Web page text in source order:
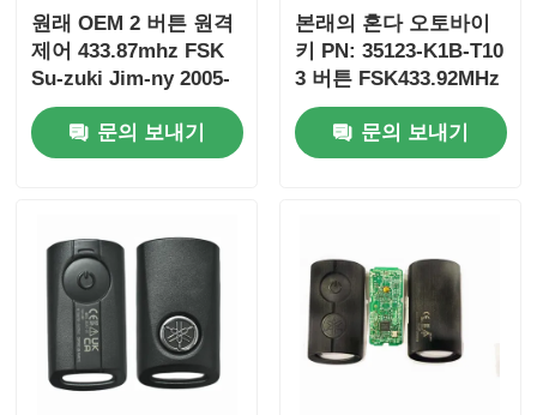
원래 OEM 2 버튼 원격
제어 433.87mhz FSK
Su-zuki Jim-ny 2005-
2017 칩 없음 37182-A7
도매 MOQ 50pcs 전용
제어
문의 보내기
본래의 혼다 오토바이
키 PN: 35123-K1B-T10
3 버튼 FSK433.92MHz
ID47chip 원격 자동차
키
문의 보내기